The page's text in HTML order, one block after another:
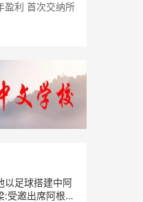
盈利 首次交纳所
以足球搭建中阿
:受邀出席阿根廷